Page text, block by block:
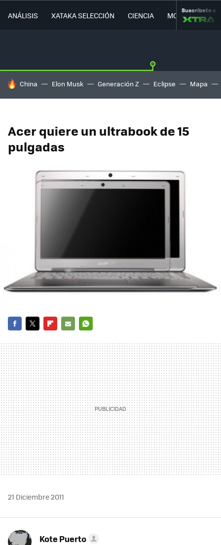
ANÁLISIS XATAKA SELECCIÓN CIENCIA MOVILIDAD
Suscríbete a
HOY SE HABLA DE
China Elon Musk Generación Z Eclipse Mapa
Acer quiere un ultrabook de 15
pulgadas
MAIL
21 Diciembre 2011
Kote Puerto